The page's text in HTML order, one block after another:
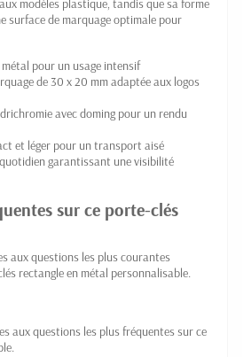
modèles plastique, tandis que sa forme
surface de marquage optimale pour
pour un usage intensif
de 30 x 20 mm adaptée aux logos
avec doming pour un rendu
et léger pour un transport aisé
garantissant une visibilité
sur ce porte-clés
aux questions les plus courantes
rectangle en métal personnalisable.
aux questions les plus fréquentes sur ce